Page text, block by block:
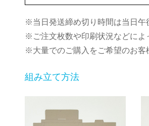
※当日発送締め切り時間は当日午
※ご注文枚数や印刷状況などによ
※大量でのご購入をご希望のお客
組み立て方法